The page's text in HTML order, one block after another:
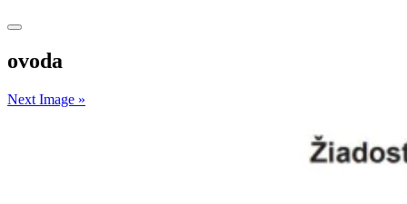
ovoda
Next Image »